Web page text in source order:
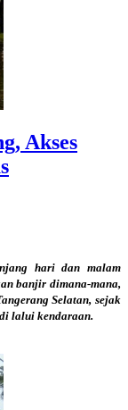
Akses
hari dan malam
banjir dimana-mana,
Selatan, sejak
lalui kendaraan.